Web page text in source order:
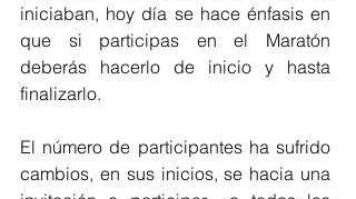
iniciaban, hoy día se hace énfasis en
que si participas en el Maratón
deberás hacerlo de inicio y hasta
finalizarlo.
El número de participantes ha sufrido
cambios, en sus inicios, se hacia una